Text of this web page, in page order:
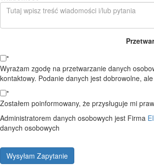
*
Wyrażam zgodę na przetwarzanie danych
kontaktowy. Podanie danych jest dobrowolne,
*
Zostałem poinformowany, że przysługuje mi
Administratorem danych osobowych jest Firma
danych osobowych
Wysyłam Zapytanie